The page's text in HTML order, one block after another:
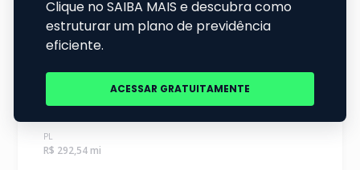
Atena Yield Master FIF RF
31.908.013/0001-97
Em Funcionamento Normal
PL
R$ 292,54 mi